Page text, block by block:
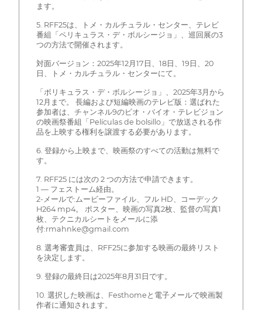
ます。
5. RFF25は、トメ・カルチュラル・センター、テレビ
番組「ペリキュラス・デ・ボルシージョ」、巡回展の3
つの方法で開催されます。
対面バージョン：2025年12月17日、18日、19日、20
日、トメ・カルチュラル・センターにて。
「ボリキュラス・デ・ボルシージョ」、2025年3月から
12月まで。 長編および短編映画のテレビ版：選ばれた
参加者は、チャンネル9のビオ・バイオ・テレビジョン
の映画祭番組「Películas de bolsillo」で放送される作
品を上映する権利を譲渡する必要があります。
6. 登録から上映まで、映画祭のすべての活動は無料で
す。
7. RFF25 には次の 2 つの方法で申請できます。
1 — フェストーム経由。
2-メールで:ムービーファイル、フル HD、コーデック
H264 mp4。 ポスター、映画の写真2枚、監督の写真1
枚、テクニカルシートをメールに添
付:rmahnke@gmail.com
8. 選考審査員は、RFF25に参加する映画の最終リスト
を決定します。
9. 登録の最終日は2025年8月31日です。
10. 選択した映画は、Festhomeと電子メールで映画製
作者に通知されます。